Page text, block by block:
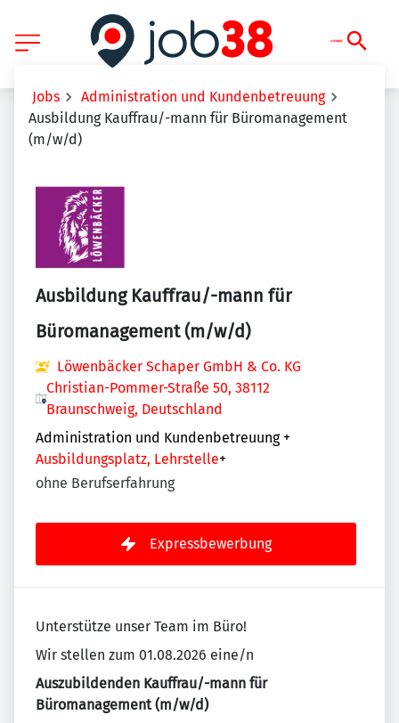
Jobs
Administration und Kundenbetreuung
Ausbildung Kauffrau/-mann für Büromanagement
(m/w/d)
Ausbildung Kauffrau/-mann für
Büromanagement (m/w/d)
Löwenbäcker Schaper GmbH & Co. KG
Christian-Pommer-Straße 50, 38112
Braunschweig, Deutschland
Administration und Kundenbetreuung +
Ausbildungsplatz, Lehrstelle+
ohne Berufserfahrung
Expressbewerbung
Unterstütze unser Team im Büro!
Wir stellen zum 01.08.2026 eine/n
Auszubildenden Kauffrau/-mann für
Büromanagement (m/w/d)